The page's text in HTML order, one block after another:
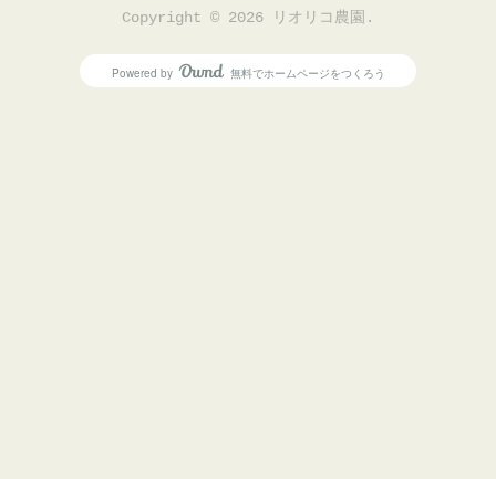
Copyright © 2026 リオリコ農園 .
Powered by AmebaOwnd
無料でホームページをつくろう